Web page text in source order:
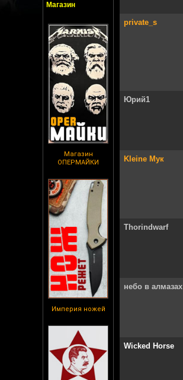
Магазин
Магазин
ОПЕРМАЙКИ
Империя ножей
private_s
Юрий1
Kleine Мук
Thorindwarf
небо в алмазах
Wicked Horse